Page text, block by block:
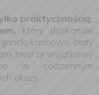
praktycznością,
który doskonale
kremowo-biały
tworzy wyjątkowy
w codziennym
okazji.